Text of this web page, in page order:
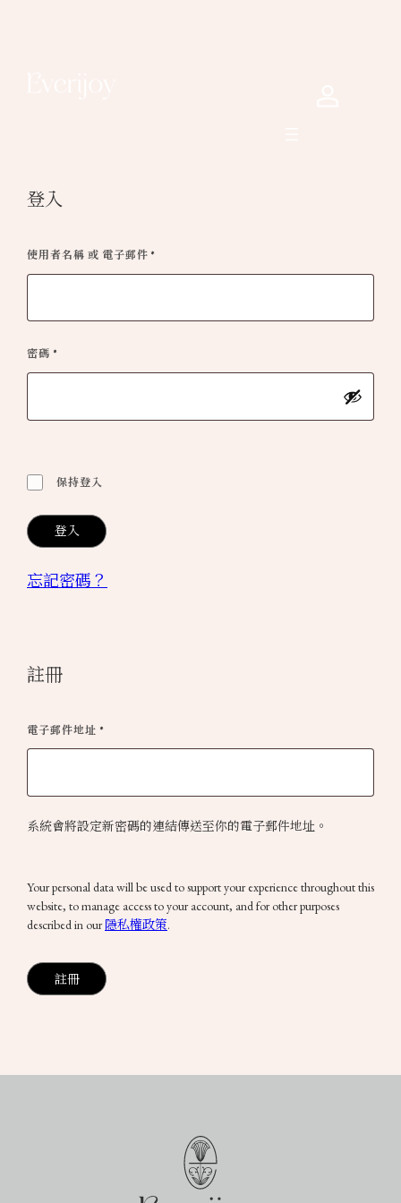
登入
使用者名稱 或 電子郵件 *
填
密碼 *必
填
保持登入
登入
忘記密碼？
註冊
電子郵件地址 *必
填
系統會將設定新密碼的連結傳送至你的電子郵件地址。
Your personal data will be used to support your experience throughout this
website, to manage access to your account, and for other purposes
described in our隱私權政策.
註冊